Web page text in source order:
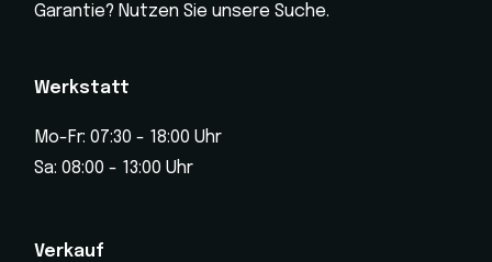
Garantie? Nutzen Sie unsere Suche.
Werkstatt
Mo-Fr: 07:30 - 18:00 Uhr
Sa: 08:00 - 13:00 Uhr
Verkauf